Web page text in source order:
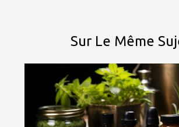
Sur Le Même